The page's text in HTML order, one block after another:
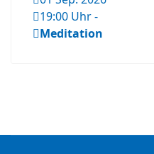
19:00 Uhr-
Meditation